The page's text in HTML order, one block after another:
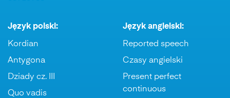
Język polski:
Kordian
Antygona
Dziady cz. III
Quo vadis
Język angielski:
Reported speech
Czasy angielski
Present perfect
continuous